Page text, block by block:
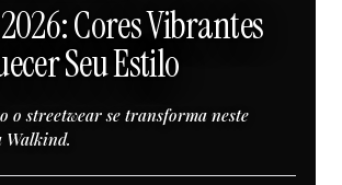
Cores Vibrantes
Seu Estilo
o streetwear se transforma neste
Walkind.